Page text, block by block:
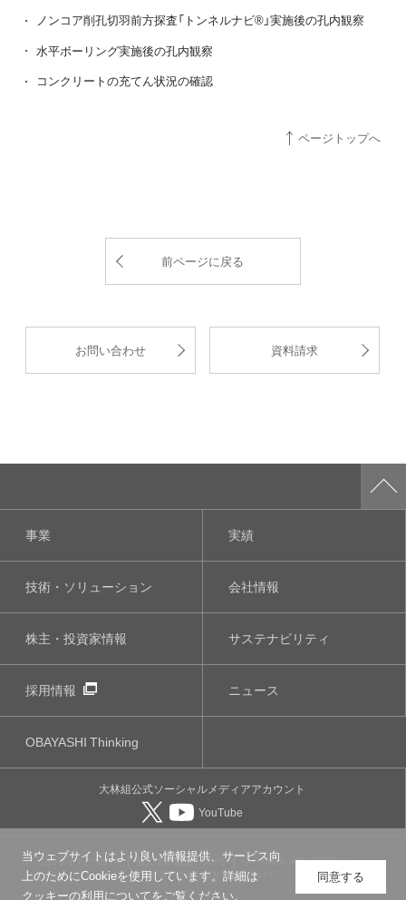
当ウェブサイトはより良い情報提供、サービス向
上のためにCookieを使用しています。詳細は
クッキーの利用についてをご覧ください。
同意する
ノンコア削孔切羽前方探査「トンネルナビ®」実施後の孔内観察
水平ボーリング実施後の孔内観察
コンクリートの充てん状況の確認
ページトップへ
前ページに戻る
お問い合わせ 資料請求
事業 実績
技術・ソリューション 会社情報
株主・投資家情報 サステナビリティ
採用情報 ニュース
OBAYASHIThinking
大林組公式ソーシャルメディアアカウント
YouTube
このサイトについて 個人情報保護について
ソーシャルメディアポリシー
ウェブアクセシビリティについて